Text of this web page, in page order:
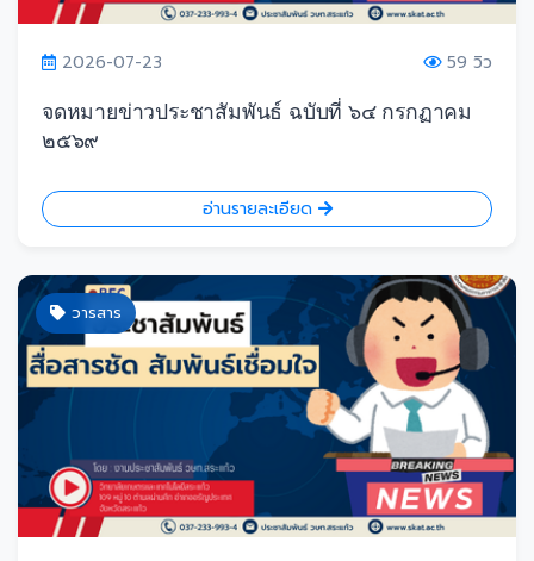
2026-07-23
59 วิว
จดหมายข่าวประชาสัมพันธ์ ฉบับที่ ๖๔ กรกฏาคม
๒๕๖๙
อ่านรายละเอียด
วารสาร